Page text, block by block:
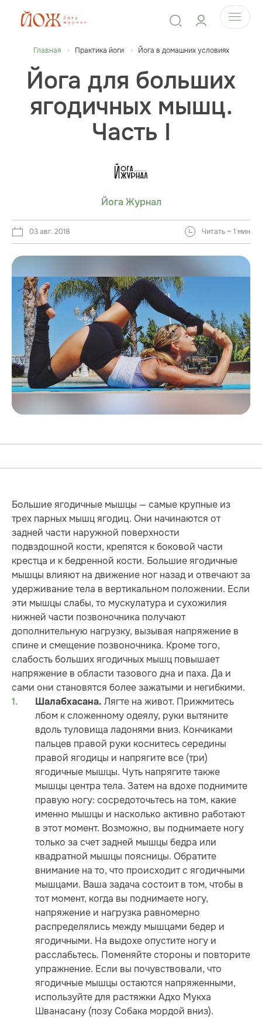
Главная Практика йоги Йога в домашних условиях
Йога для больших
ягодичных мышц.
Часть I
Йога Журнал
03 авг. 2018 Читать ~ 1 мин
Большие ягодичные мышцы — самые крупные из
трех парных мышц ягодиц. Они начинаются от
задней части наружной поверхности
подвздошной кости, крепятся к боковой части
крестца и к бедренной кости. Большие ягодичные
мышцы влияют на движение ног назад и отвечают за
удерживание тела в вертикальном положении. Если
эти мышцы слабы, то мускулатура и сухожилия
нижней части позвоночника получают
дополнительную нагрузку, вызывая напряжение в
спине и смещение позвоночника. Кроме того,
слабость больших ягодичных мышц повышает
напряжение в области тазового дна и паха. Да и
сами они становятся более зажатыми и негибкими.
Шалабхасана. Лягте на живот. Прижмитесь
лбом к сложенному одеялу, руки вытяните
вдоль туловища ладонями вниз. Кончиками
пальцев правой руки коснитесь середины
правой ягодицы и напрягите все (три)
ягодичные мышцы. Чуть напрягите также
мышцы центра тела. Затем на вдохе поднимите
правую ногу: сосредоточьтесь на том, какие
именно мышцы и насколько активно работают
в этот момент. Возможно, вы поднимаете ногу
только за счет задней мышцы бедра или
квадратной мышцы поясницы. Обратите
внимание на то, что происходит с ягодичными
мышцами. Ваша задача состоит в том, чтобы в
тот момент, когда вы поднимаете ногу,
напряжение и нагрузка равномерно
распределялись между мышцами бедер и
ягодичными. На выдохе опустите ногу и
расслабьтесь. Поменяйте стороны и повторите
упражнение. Если вы почувствовали, что
ягодичные мышцы остаются напряженными,
используйте для растяжки Адхо Мукха
Шванасану (позу Собака мордой вниз).